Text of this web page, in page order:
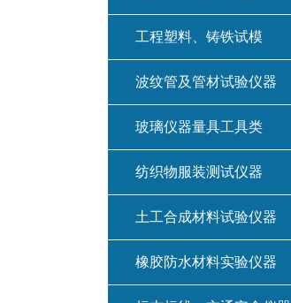
工程塑料、铸铁试模
波纹管及管材试验仪器
玻璃仪器量具工具类
纺织物服装测试仪器
土工合成材料试验仪器
橡胶防水材料实验仪器